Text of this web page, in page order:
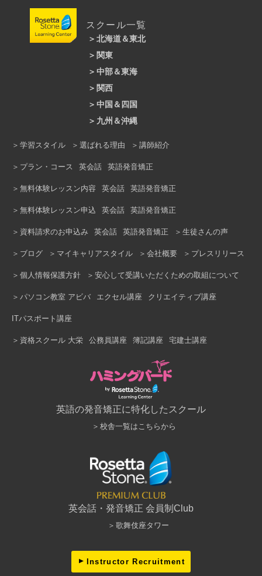
スクール一覧
北海道＆東北
札幌大通校
関東
新宿本校 銀座本校
吉祥寺駅前校
上野校 錦糸町校
中部＆東海
静岡モディ校
マーサ21校｜岐阜市
関西
梅田本校 なんば校
あべのキューズモール校
三ノ宮校 西宮北口校
京都駅前校
中国＆四国
広島大手町校
松山校 高知校 徳島校
九州＆沖縄
学習スタイル 選ばれる理由 講師紹介
プラン・コース 英会話 英語発音矯正
無料体験レッスン内容 英会話 英語発音矯正
無料体験レッスン申込 英会話 英語発音矯正
資料請求のお申込み 英会話 英語発音矯正 生徒さんの声
ブログ マイキャリアスタイル 会社概要 プレスリリース
個人情報保護方針 安心して受講いただくための取組について
パソコン教室 アビバ エクセル講座 クリエイティブ講座
ITパスポート講座
資格スクール 大栄 公務員講座 簿記講座 宅建士講座
英語の発音矯正に特化したスクール
校舎一覧はこちらから
英会話・発音矯正 会員制Club
歌舞伎座タワー
Instructor Recruitment